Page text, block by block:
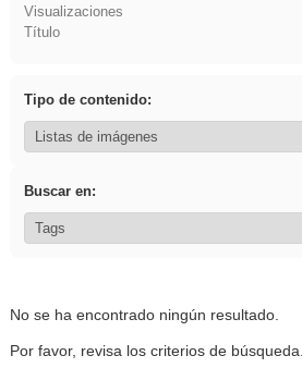
Visualizaciones
Título
Tipo de contenido:
Buscar en:
No se ha encontrado ningún resultado.
Por favor, revisa los criterios de búsqueda.